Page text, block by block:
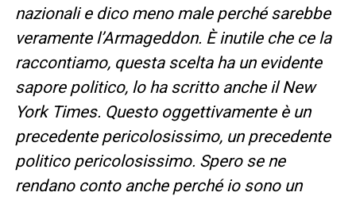
nazionali e dico meno male perché sarebbe
veramente l’Armageddon. È inutile che ce la
raccontiamo, questa scelta ha un evidente
sapore politico, lo ha scritto anche il New
York Times. Questo oggettivamente è un
precedente pericolosissimo, un precedente
politico pericolosissimo. Spero se ne
rendano conto anche perché io sono un